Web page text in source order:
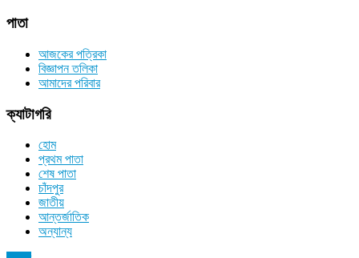
পাতা
আজকের পত্রিকা
বিজ্ঞাপন তলিকা
আমাদের পরিবার
ক্যাটাগরি
হোম
প্রথম পাতা
শেষ পাতা
চাঁদপুর
জাতীয়
আন্তর্জাতিক
অন্যান্য